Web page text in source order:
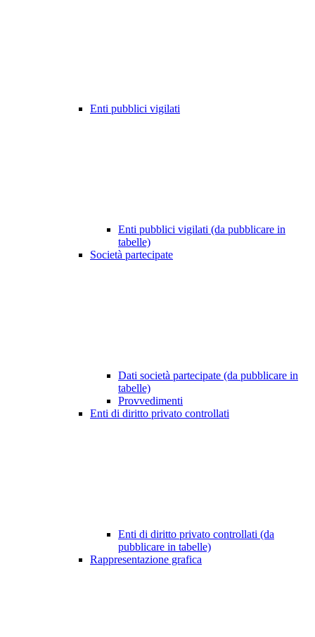
Enti pubblici vigilati
Enti pubblici vigilati (da pubblicare in
tabelle)
Società partecipate
Dati società partecipate (da pubblicare in
tabelle)
Provvedimenti
Enti di diritto privato controllati
Enti di diritto privato controllati (da
pubblicare in tabelle)
Rappresentazione grafica